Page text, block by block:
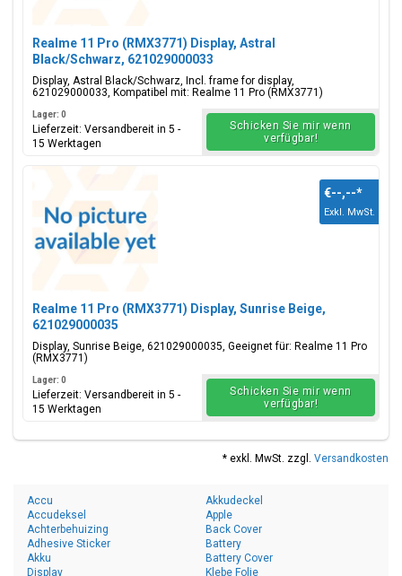
Realme 11 Pro (RMX3771) Display, Astral
Black/Schwarz, 621029000033
Display, Astral Black/Schwarz, Incl. frame for display,
621029000033, Kompatibel mit: Realme 11 Pro (RMX3771)
Lager: 0
Lieferzeit: Versandbereit in 5 -
15 Werktagen
Schicken Sie mir wenn
verfügbar!
Realme 11 Pro (RMX3771) Display, Sunrise Beige,
621029000035
Display, Sunrise Beige, 621029000035, Geeignet für: Realme 11 Pro
(RMX3771)
€--,--*
Exkl. MwSt.
Lager: 0
Lieferzeit: Versandbereit in 5 -
15 Werktagen
Schicken Sie mir wenn
verfügbar!
* exkl. MwSt. zzgl. Versandkosten
Accu
Accudeksel
Achterbehuizing
Adhesive Sticker
Akku
Akkudeckel
Apple
Back Cover
Battery
Battery Cover
Display
Klebe Folie